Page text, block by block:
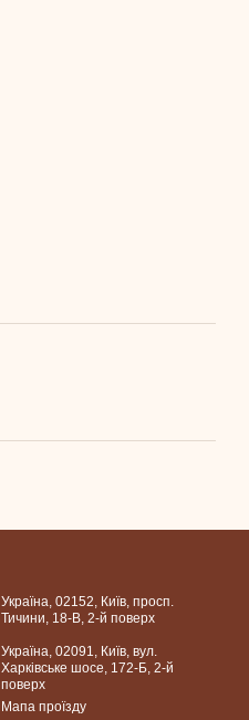
Україна, 02152, Київ, просп.
Тичини, 18-В, 2-й поверх
Україна, 02091, Київ, вул.
Харківське шосе, 172-Б, 2-й
поверх
Мапа проїзду